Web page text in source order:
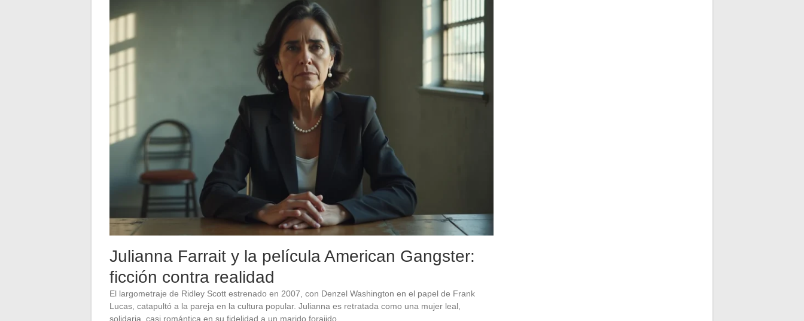
Julianna Farrait y la película American Gangster:
ficción contra realidad
El largometraje de Ridley Scott estrenado en 2007, con Denzel Washington en el papel de Frank
Lucas, catapultó a la pareja en la cultura popular. Julianna es retratada como una mujer leal,
solidaria, casi romántica en su fidelidad a un marido forajido.